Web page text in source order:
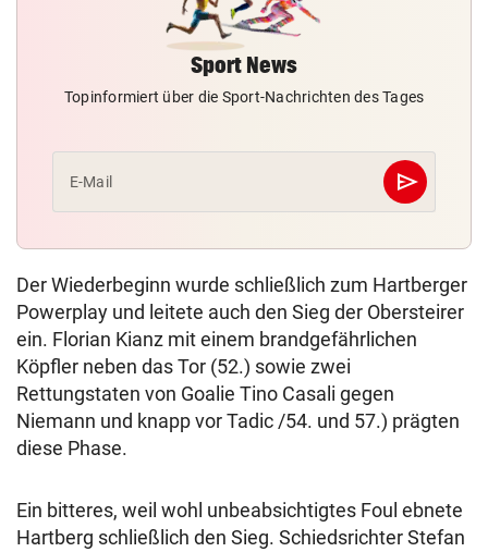
Sport News
Topinformiert über die Sport-Nachrichten des Tages
E-Mail send
Abschicken
Der Wiederbeginn wurde schließlich zum Hartberger
Powerplay und leitete auch den Sieg der Obersteirer
ein. Florian Kianz mit einem brandgefährlichen
Köpfler neben das Tor (52.) sowie zwei
Rettungstaten von Goalie Tino Casali gegen
Niemann und knapp vor Tadic /54. und 57.) prägten
diese Phase.
Ein bitteres, weil wohl unbeabsichtigtes Foul ebnete
Hartberg schließlich den Sieg. Schiedsrichter Stefan